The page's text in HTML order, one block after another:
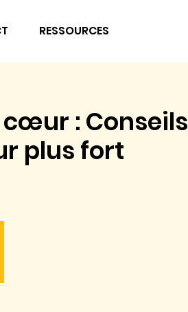
RESSOURCES
: Conseils
plus fort